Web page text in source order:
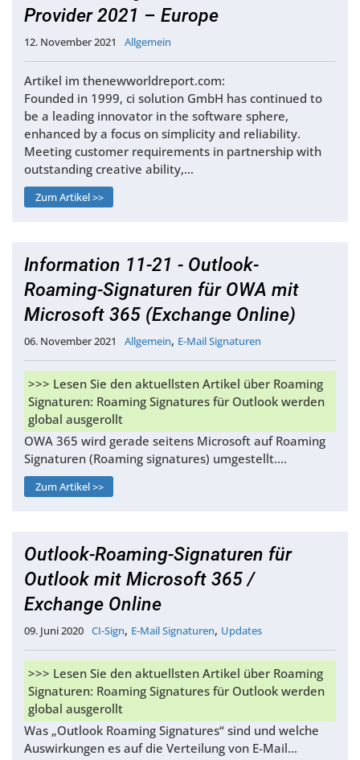
Provider 2021 – Europe
12. November 2021 Allgemein
Artikel im thenewworldreport.com:
Founded in 1999, ci solution GmbH has continued to
be a leading innovator in the software sphere,
enhanced by a focus on simplicity and reliability.
Meeting customer requirements in partnership with
outstanding creative ability,…
Zum Artikel >>
Information 11-21 - Outlook-
Roaming-Signaturen für OWA mit
Microsoft 365 (Exchange Online)
06. November 2021 Allgemein, E-Mail Signaturen
>>> Lesen Sie den aktuellsten Artikel über Roaming
Signaturen: Roaming Signatures für Outlook werden
global ausgerollt
OWA 365 wird gerade seitens Microsoft auf Roaming
Signaturen (Roaming signatures) umgestellt.…
Zum Artikel >>
Outlook-Roaming-Signaturen für
Outlook mit Microsoft 365 /
Exchange Online
09. Juni 2020 CI-Sign, E-Mail Signaturen, Updates
>>> Lesen Sie den aktuellsten Artikel über Roaming
Signaturen: Roaming Signatures für Outlook werden
global ausgerollt
Was „Outlook Roaming Signatures“ sind und welche
Auswirkungen es auf die Verteilung von E-Mail…